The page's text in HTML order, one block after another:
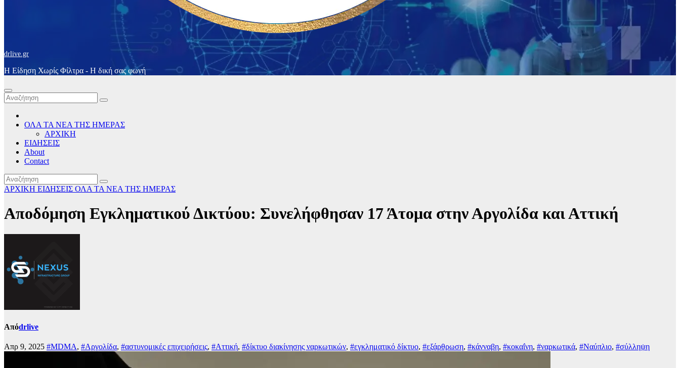
drlive.gr
Η Είδηση Χωρίς Φίλτρα - H δική σας φωνή
ΟΛΑ ΤΑ ΝΕΑ ΤΗΣ ΗΜΕΡΑΣ
ΑΡΧΙΚΗ
ΕΙΔΗΣΕΙΣ
About
Contact
ΑΡΧΙΚΗ ΕΙΔΗΣΕΙΣ ΟΛΑ ΤΑ ΝΕΑ ΤΗΣ ΗΜΕΡΑΣ
Αποδόμηση Εγκληματικού Δικτύου: Συνελήφθησαν 17 Άτομα στην Αργολίδα και Αττική
Απόdrlive
Απρ 9, 2025 #MDMA, #Αργολίδα, #αστυνομικές επιχειρήσεις, #Αττική, #δίκτυο διακίνησης ναρκωτικών, #εγκληματικό δίκτυο, #εξάρθρωση, #κάνναβη, #κοκαΐνη, #ναρκωτικά, #Ναύπλιο, #σύλληψη